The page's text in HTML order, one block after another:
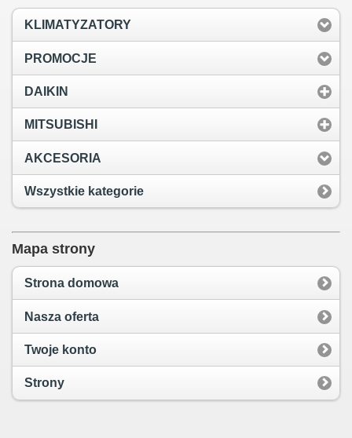
KLIMATYZATORY
PROMOCJE
DAIKIN
MITSUBISHI
AKCESORIA
Wszystkie kategorie
Mapa strony
Strona domowa
Nasza oferta
Twoje konto
Strony